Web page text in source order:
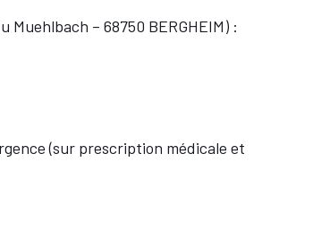
Muehlbach – 68750 BERGHEIM) :
(sur prescription médicale et